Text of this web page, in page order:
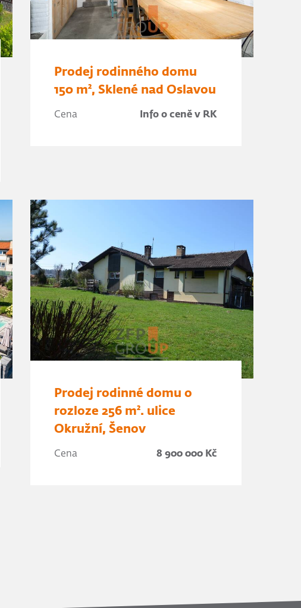
Prodej rodinného domu
150 m², Sklené nad Oslavou
Cena Info o ceně v RK
Prodej rodinné domu o
rozloze 256 m². ulice
Okružní, Šenov
Cena 8 900 000 Kč